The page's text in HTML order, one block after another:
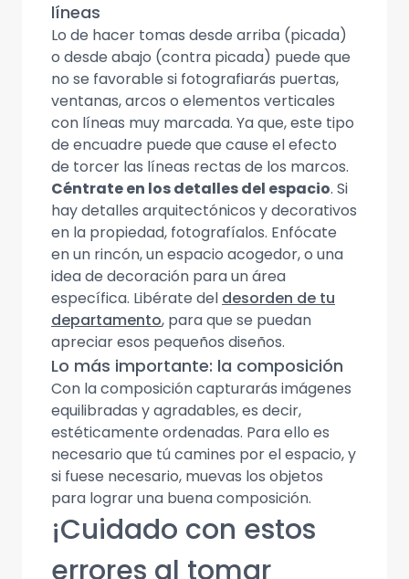
líneas
Lo de hacer tomas desde arriba (picada)
o desde abajo (contra picada) puede que
no se favorable si fotografiarás puertas,
ventanas, arcos o elementos verticales
con líneas muy marcada. Ya que, este tipo
de encuadre puede que cause el efecto
de torcer las líneas rectas de los marcos.
Céntrate en los detalles del espacio. Si
hay detalles arquitectónicos y decorativos
en la propiedad, fotografíalos. Enfócate
en un rincón, un espacio acogedor, o una
idea de decoración para un área
específica. Libérate del desorden de tu
departamento, para que se puedan
apreciar esos pequeños diseños.
Lo más importante: la composición
Con la composición capturarás imágenes
equilibradas y agradables, es decir,
estéticamente ordenadas. Para ello es
necesario que tú camines por el espacio, y
si fuese necesario, muevas los objetos
para lograr una buena composición.
¡Cuidado con estos
errores al tomar